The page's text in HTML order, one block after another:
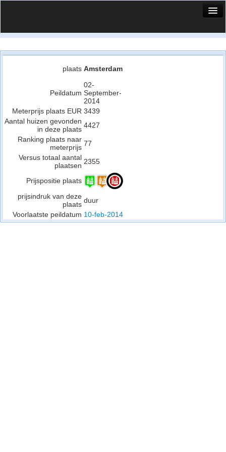
Vergelijk prijsposities - wijk
Privacy beleid
Cookie beleid
plaats Amsterdam
Peildatum
02-
September-
2014
Meterprijs plaats EUR 3439
Aantal huizen gevonden
in deze plaats 4427
Ranking plaats naar
meterprijs 77
Versus totaal aantal
plaatsen 2355
Prijspositie plaats
prijsindruk van deze
plaats duur
Voorlaatste peildatum 10-feb-2014